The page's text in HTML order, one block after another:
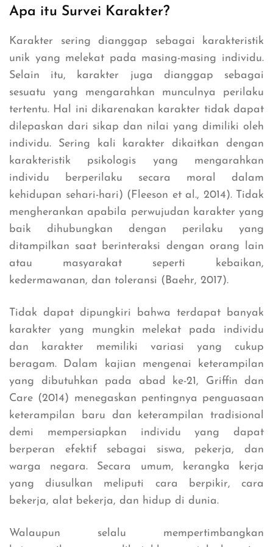
Apa itu Survei Karakter?
Karakter sering dianggap sebagai karakteristik
unik yang melekat pada masing-masing individu.
Selain itu, karakter juga dianggap sebagai
sesuatu yang mengarahkan munculnya perilaku
tertentu. Hal ini dikarenakan karakter tidak dapat
dilepaskan dari sikap dan nilai yang dimiliki oleh
individu. Sering kali karakter dikaitkan dengan
karakteristik psikologis yang mengarahkan
individu berperilaku secara moral dalam
kehidupan sehari-hari) (Fleeson et al., 2014). Tidak
mengherankan apabila perwujudan karakter yang
baik dihubungkan dengan perilaku yang
ditampilkan saat berinteraksi dengan orang lain
atau masyarakat seperti kebaikan,
kedermawanan, dan toleransi (Baehr, 2017).
Tidak dapat dipungkiri bahwa terdapat banyak
karakter yang mungkin melekat pada individu
dan karakter memiliki variasi yang cukup
beragam. Dalam kajian mengenai keterampilan
yang dibutuhkan pada abad ke-21, Griffin dan
Care (2014) menegaskan pentingnya penguasaan
keterampilan baru dan keterampilan tradisional
demi mempersiapkan individu yang dapat
berperan efektif sebagai siswa, pekerja, dan
warga negara. Secara umum, kerangka kerja
yang diusulkan meliputi cara berpikir, cara
bekerja, alat bekerja, dan hidup di dunia.
Walaupun selalu mempertimbangkan